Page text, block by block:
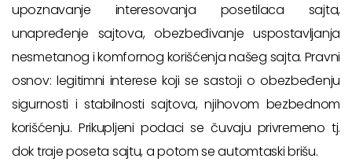
upoznavanje interesovanja posetilaca sajta,
unapređenje sajtova, obezbeđivanje uspostavljanja
nesmetanog i komfornog korišćenja našeg sajta. Pravni
osnov: legitimni interese koji se sastoji o obezbeđenju
sigurnosti i stabilnosti sajtova, njihovom bezbednom
korišćenju. Prikupljeni podaci se čuvaju privremeno tj.
dok traje poseta sajtu, a potom se automtaski brišu.